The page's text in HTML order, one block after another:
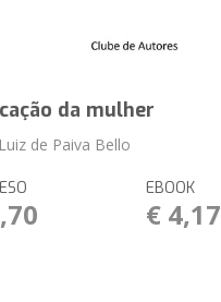
da mulher
de Paiva Bello
EBOOK
€ 4,17